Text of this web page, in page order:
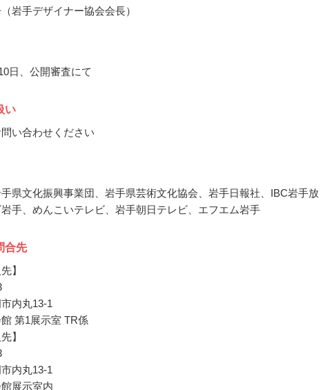
岩手デザイナー協会会長）
日、公開審査にて
い
い合わせください
県文化振興事業団、岩手県芸術文化協会、岩手日報社、IBC岩手放
手、めんこいテレビ、岩手朝日テレビ、エフエム岩手
合先
】
内丸13-1
第1展示室 TR係
】
内丸13-1
展示室内